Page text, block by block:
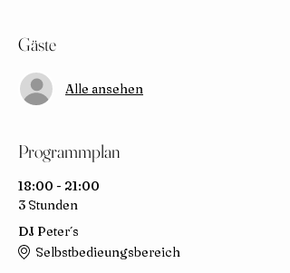
Gäste
Alle ansehen
Programmplan
18:00 - 21:00
3 Stunden
DJ Peter´s
Selbstbedieungsbereich